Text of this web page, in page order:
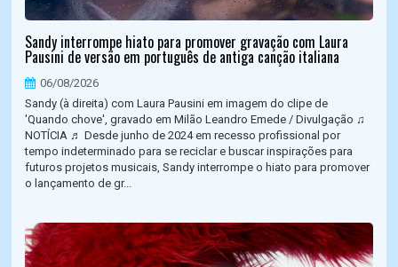
Sandy interrompe hiato para promover gravação com Laura
Pausini de versão em português de antiga canção italiana
06/08/2026
Sandy (à direita) com Laura Pausini em imagem do clipe de
'Quando chove', gravado em Milão Leandro Emede / Divulgação ♫
NOTÍCIA ♬ Desde junho de 2024 em recesso profissional por
tempo indeterminado para se reciclar e buscar inspirações para
futuros projetos musicais, Sandy interrompe o hiato para promover
o lançamento de gr...